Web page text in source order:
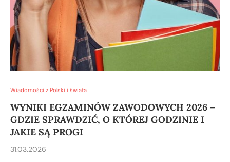
Wiadomości z Polski i świata
WYNIKI EGZAMINÓW ZAWODOWYCH 2026 –
GDZIE SPRAWDZIĆ, O KTÓREJ GODZINIE I
JAKIE SĄ PROGI
31.03.2026